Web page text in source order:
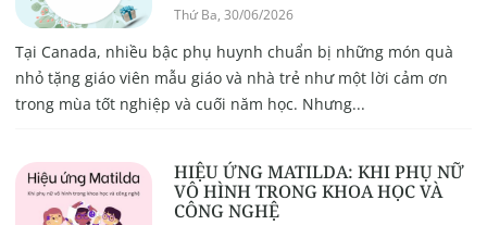
Thứ Ba, 30/06/2026
Tại Canada, nhiều bậc phụ huynh chuẩn bị những món quà
nhỏ tặng giáo viên mẫu giáo và nhà trẻ như một lời cảm ơn
trong mùa tốt nghiệp và cuối năm học. Nhưng...
HIỆU ỨNG MATILDA: KHI PHỤ NỮ
VÔ HÌNH TRONG KHOA HỌC VÀ
CÔNG NGHỆ